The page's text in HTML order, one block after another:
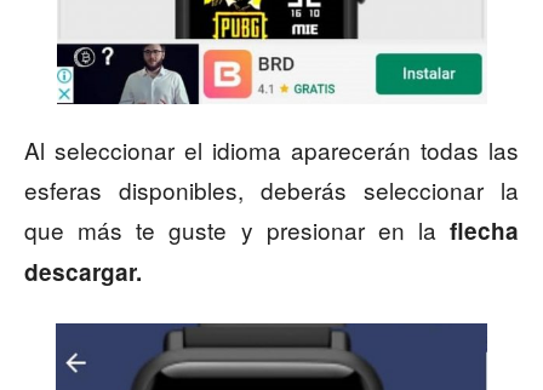
Al seleccionar el idioma aparecerán todas las
esferas disponibles, deberás seleccionar la
que más te guste y presionar en la flecha
descargar.